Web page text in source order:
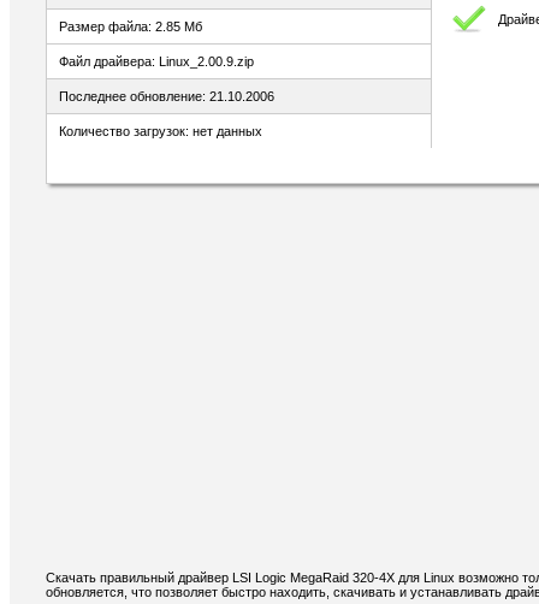
Размер файла: 2.85 Мб
Файл драйвера: Linux_2.00.9.zip
Последнее обновление: 21.10.2006
Количество загрузок: нет данных
Скачать правильный драйвер LSI Logic MegaRaid 320-4X для Linux возможно
обновляется, что позволяет быстро находить, скачивать и устанавливать